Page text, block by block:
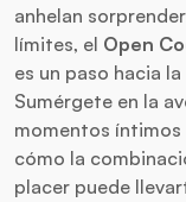
anhelan
límites, el Open
es un paso hacia
Sumérgete en la
momentos íntimos
cómo la
placer puede